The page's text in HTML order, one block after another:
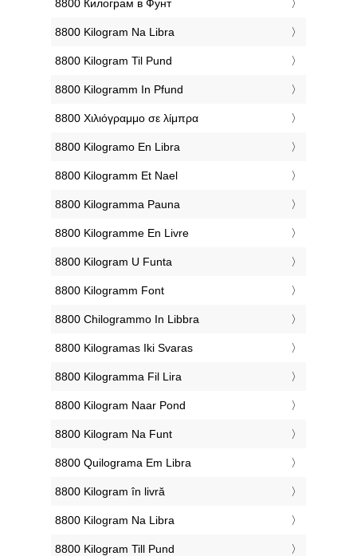
‎8800 Килограм в Фунт
‎8800 Kilogram Na Libra
‎8800 Kilogram Til Pund
‎8800 Kilogramm In Pfund
‎8800 Χιλιόγραμμο σε λίμπρα
‎8800 Kilogramo En Libra
‎8800 Kilogramm Et Nael
‎8800 Kilogramma Pauna
‎8800 Kilogramme En Livre
‎8800 Kilogram U Funta
‎8800 Kilogramm Font
‎8800 Chilogrammo In Libbra
‎8800 Kilogramas Iki Svaras
‎8800 Kilogramma Fil Lira
‎8800 Kilogram Naar Pond
‎8800 Kilogram Na Funt
‎8800 Quilograma Em Libra
‎8800 Kilogram în livră
‎8800 Kilogram Na Libra
‎8800 Kilogram Till Pund